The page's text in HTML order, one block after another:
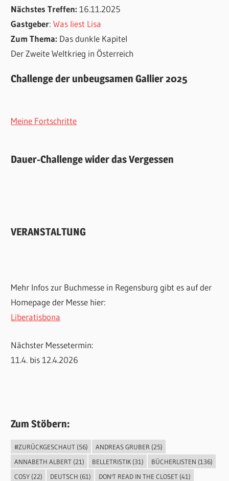
Nächstes Treffen:16.11.2025
Gastgeber:Was liest Lisa
Zum Thema: Das dunkle Kapitel
Der Zweite Weltkrieg in Österreich
Challenge der unbeugsamen Gallier 2025
Meine Fortschritte
Dauer-Challenge wider das Vergessen
VERANSTALTUNG
Mehr Infos zur Buchmesse in Regensburg gibt es auf der
Homepage der Messe hier:
Liberatisbona
Nächster Messetermin:
11.4. bis 12.4.2026
Zum Stöbern:
#ZURÜCKGESCHAUT(56) ANDREAS GRUBER (25)
ANNABETH ALBERT(21) BELLETRISTIK(31) BÜCHERLISTEN (136)
COSY(22) DEUTSCH (61) DON'T READ IN THE CLOSET(41)